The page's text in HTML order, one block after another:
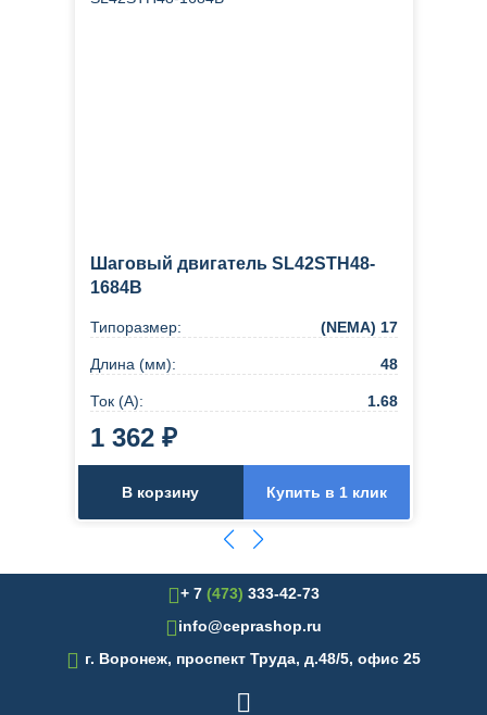
Шаговый двигатель SL42STH48-
1684B
Типоразмер: (NEMA) 17
Длина (мм): 48
Ток (А): 1.68
1 362 ₽
В корзину Купить в 1 клик
+ 7 (473) 333-42-73
info@ceprashop.ru
 г. Воронеж, проспект Труда, д.48/5, офис 25
